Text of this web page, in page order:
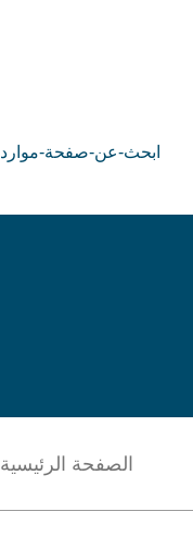
ابحث-عن-صفحة-موارد
الصفحة الرئيسية